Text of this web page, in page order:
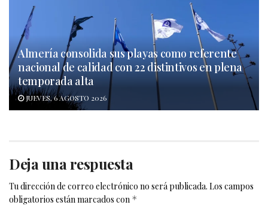
Almería consolida sus playas como referente
nacional de calidad con 22 distintivos en plena
temporada alta
JUEVES, 6 AGOSTO 2026
Deja una respuesta
Tu dirección de correo electrónico no será publicada. Los campos
obligatorios están marcados con *